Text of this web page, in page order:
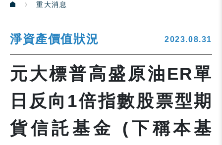
重大消息
淨資產價值狀況 2023.08.31
元大標普高盛原油ER單
日反向1倍指數股票型期
貨信託基金 (下稱本基